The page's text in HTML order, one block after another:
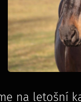
na letošní